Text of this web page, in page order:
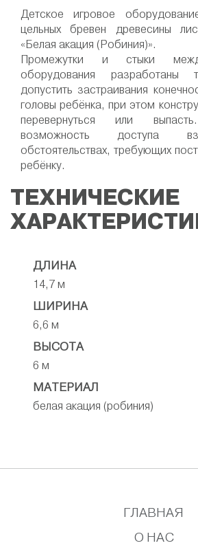
Детское игровое
цельных бревен древесины
«Белая акация (Робиния)».
Промежутки и стыки
оборудования
допустить застраивания
головы ребёнка, при этом
перевернуться или
возможность доступа
обстоятельствах, требующих
ребёнку.
ТЕХНИЧЕСКИЕ
ДЛИНА
14,7 м
ШИРИНА
6,6 м
ВЫСОТА
6 м
МАТЕРИАЛ
белая акация (робиния)
ГЛАВНАЯ
О НАС